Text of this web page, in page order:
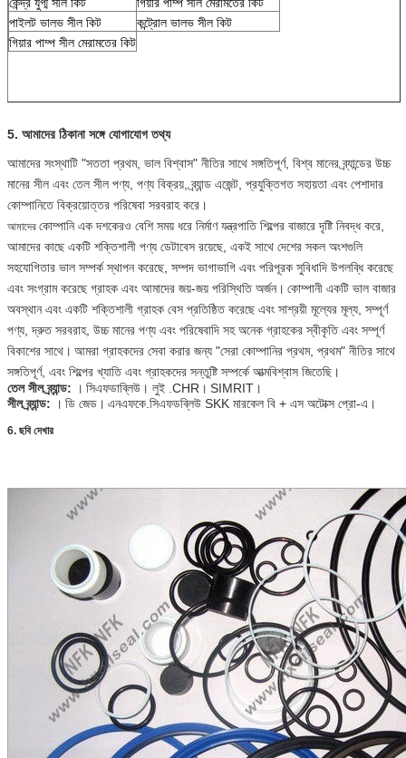
পাইলট ভালভ সীল কিট
কন্ট্রোল ভালভ সীল কিট
গিয়ার পাম্প সীল মেরামতের কিট
5. আমাদের ঠিকানা সঙ্গে যোগাযোগ তথ্য
আমাদের সংস্থাটি "সততা প্রথম, ভাল বিশ্বাস" নীতির সাথে সঙ্গতিপূর্ণ, বিশ্ব মানের ব্র্যান্ডের উচ্চ
মানের সীল এবং তেল সীল পণ্য, পণ্য বিক্রয়, ব্র্যান্ড এজেন্ট, প্রযুক্তিগত সহায়তা এবং পেশাদার
কোম্পানিতে বিক্রয়োত্তর পরিষেবা সরবরাহ করে।
আমাদের কোম্পানি এক দশকেরও বেশি সময় ধরে নির্মাণ যন্ত্রপাতি শিল্পের বাজারে দৃষ্টি নিবদ্ধ করে,
আমাদের কাছে একটি শক্তিশালী পণ্য ডেটাবেস রয়েছে, একই সাথে দেশের সকল অংশগুলি
সহযোগিতার ভাল সম্পর্ক স্থাপন করেছে, সম্পদ ভাগাভাগি এবং পরিপূরক সুবিধাদি উপলব্ধি করেছে
এবং সংগ্রাম করেছে গ্রাহক এবং আমাদের জয়-জয় পরিস্থিতি অর্জন। কোম্পানী একটি ভাল বাজার
অবস্থান এবং একটি শক্তিশালী গ্রাহক বেস প্রতিষ্ঠিত করেছে এবং সাশ্রয়ী মূল্যের মূল্য, সম্পূর্ণ
পণ্য, দ্রুত সরবরাহ, উচ্চ মানের পণ্য এবং পরিষেবাদি সহ অনেক গ্রাহকের স্বীকৃতি এবং সম্পূর্ণ
বিকাশের সাথে। আমরা গ্রাহকদের সেবা করার জন্য "সেরা কোম্পানির প্রথম, প্রথম" নীতির সাথে
সঙ্গতিপূর্ণ, এবং শিল্পের খ্যাতি এবং গ্রাহকদের সন্তুষ্টি সম্পর্কে আত্মবিশ্বাস জিতেছি।
তেল সীল ব্র্যান্ড: । সিএফডাব্লিউ। লুই .CHR। SIMRIT।
সীল ব্র্যান্ড: । ডি জেড। এনএফকে.সিএফডব্লিউ SKK মারকেল বি + এস অটোক্স প্রো-এ।
6. ছবি দেখার